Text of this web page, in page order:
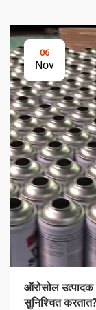
06
Nov
ऑरोसोल उत्पादक
सुनिश्चित